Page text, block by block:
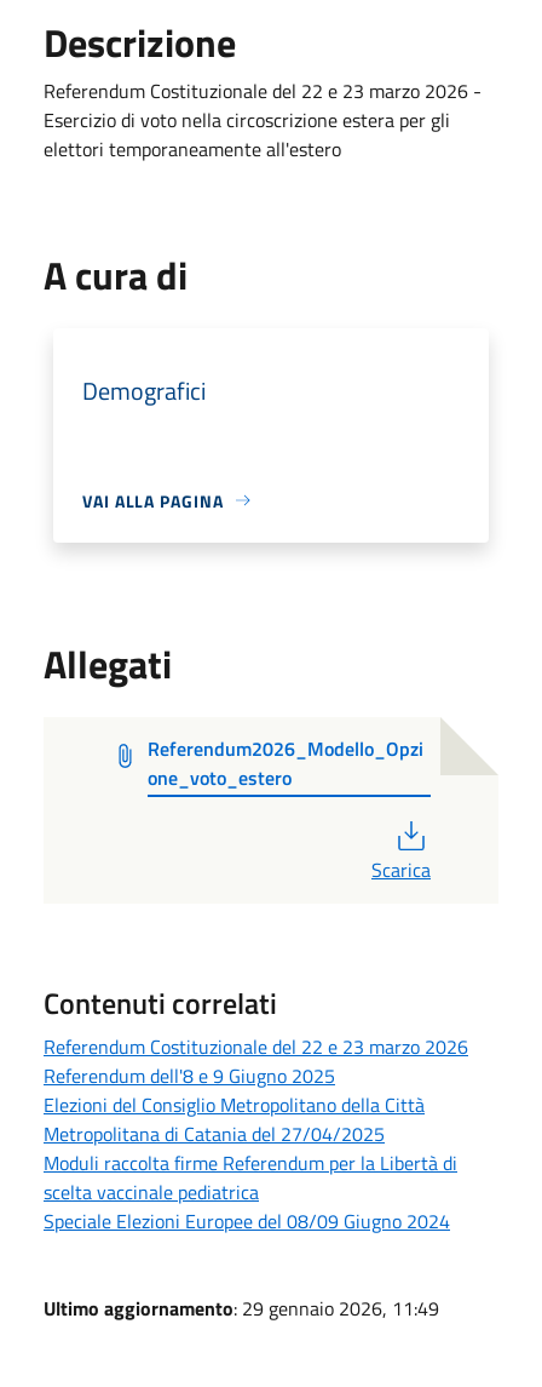
Descrizione
Referendum Costituzionale del 22 e 23 marzo 2026 -
Esercizio di voto nella circoscrizione estera per gli
elettori temporaneamente all'estero
A cura di
Demografici
VAI ALLA PAGINA
Allegati
Referendum2026_Modello_Opzi
one_voto_estero
Scarica
Contenuti correlati
Referendum Costituzionale del 22 e 23 marzo 2026
Referendum dell'8 e 9 Giugno 2025
Elezioni del Consiglio Metropolitano della Città
Metropolitana di Catania del 27/04/2025
Moduli raccolta firme Referendum per la Libertà di
scelta vaccinale pediatrica
Speciale Elezioni Europee del 08/09 Giugno 2024
Ultimo aggiornamento: 29 gennaio 2026, 11:49